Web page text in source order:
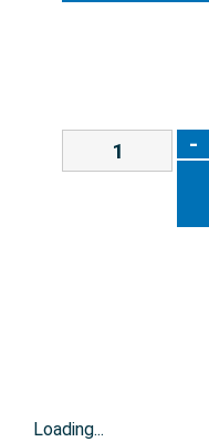
-
Loading...